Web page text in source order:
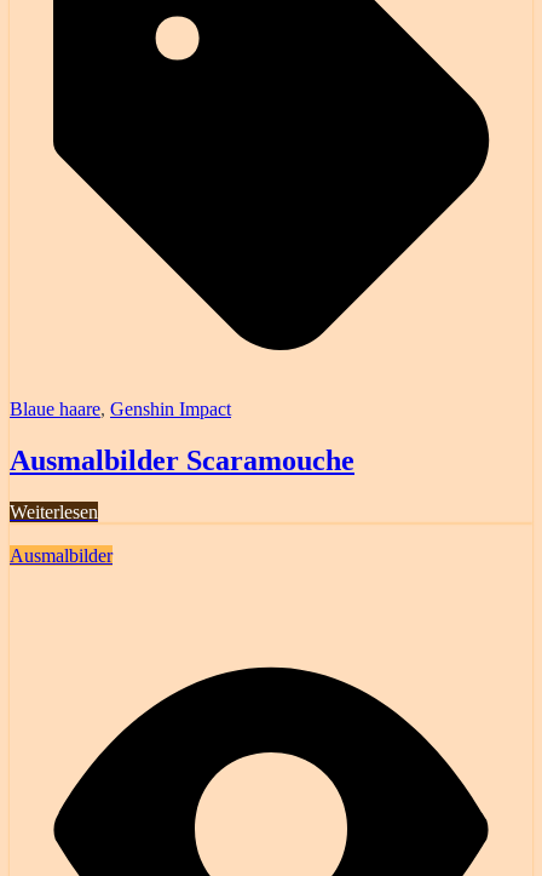
Blaue haare, Genshin Impact
Ausmalbilder Scaramouche
Weiterlesen
Ausmalbilder